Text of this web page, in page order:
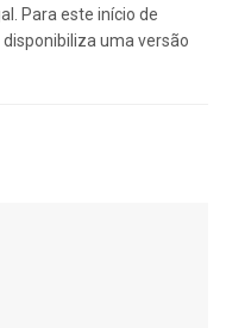
Para este início de
uma versão